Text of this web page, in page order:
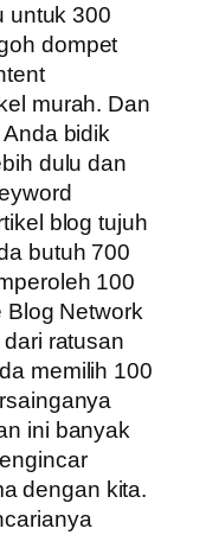
untuk 300
dompet
murah. Dan
bidik
dulu dan
blog tujuh
butuh 700
100
Blog Network
ratusan
memilih 100
ini banyak
dengan kita.